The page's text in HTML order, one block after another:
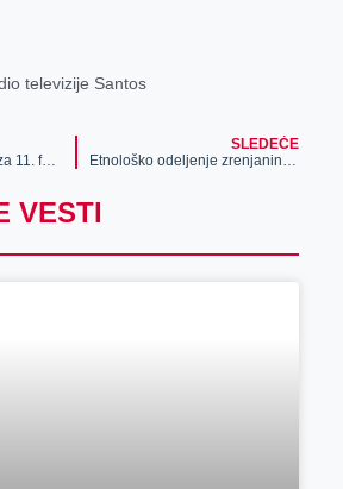
televizije Santos
Vremenska prognoza za 11. februar
SLEDEĆE
Etnološko odelјenje zrenjaninskog Narodnog muzeja jedno od najbogatijih i najznačajnijih na području Vojvodine
VESTI